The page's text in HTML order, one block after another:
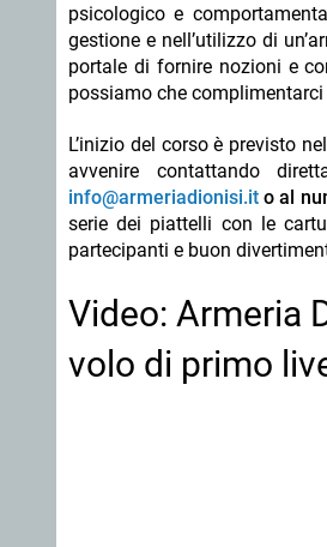
psicologico e
gestione e nell’utilizzo di
portale di fornire nozioni e
possiamo che
L’inizio del corso è previsto
avvenire contattando
info@armeriadionisi.it o al
serie dei piattelli con le
partecipanti e buon
Video: Armeria
volo di primo